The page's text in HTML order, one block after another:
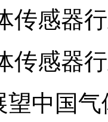
感器行
感器行
气体